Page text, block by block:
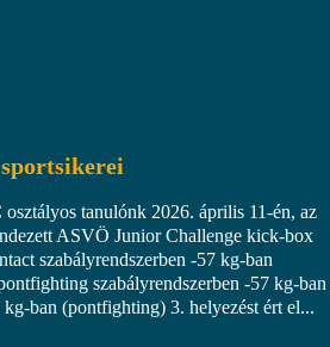
tanulónk 2026. április 11-én, az
ASVÖ Junior Challenge kick-box
szabályrendszerben -57 kg-ban
szabályrendszerben -57 kg-ban
kg-ban (pontfighting) 3. helyezést ért el...